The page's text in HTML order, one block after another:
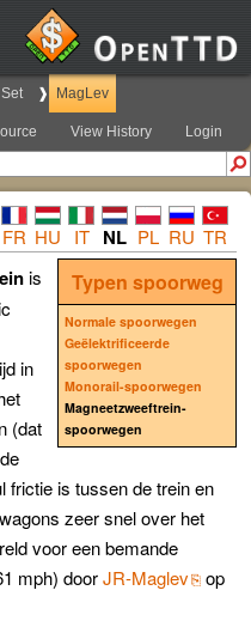
MagLev
View History Login
FR HU IT NL PL RU TR
Typen spoorweg
Normale spoorwegen
Geëlektrificeerde
spoorwegen
Monorail-spoorwegen
Magneetzweeftrein-
spoorwegen
is
in
(dat
frictie is tussen de trein en
zeer snel over het
voor een bemande
mph) doorJR-Maglev
op